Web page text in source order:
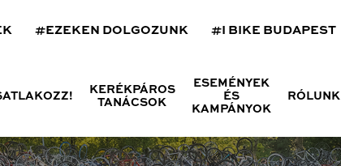
#EZEKEN DOLGOZUNK #I BIKE BUDAPEST
KERÉKPÁROS
TANÁCSOK
ESEMÉNYEK
ÉS
KAMPÁNYOK
RÓLUNK